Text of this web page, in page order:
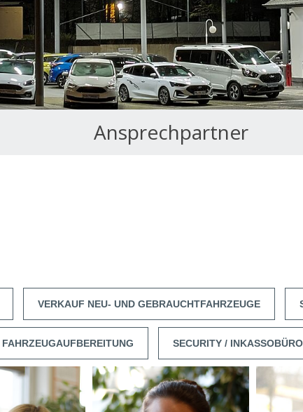
Ansprechpartner
VERKAUF NEU- UND GEBRAUCHTFAHRZEUGE
FAHRZEUGAUFBEREITUNG SECURITY / INKASSOBÜRO